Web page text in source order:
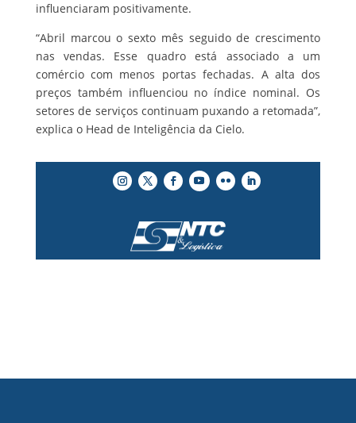
influenciaram positivamente.
“Abril marcou o sexto mês seguido de crescimento
nas vendas. Esse quadro está associado a um
comércio com menos portas fechadas. A alta dos
preços também influenciou no índice nominal. Os
setores de serviços continuam puxando a retomada”,
explica o Head de Inteligência da Cielo.